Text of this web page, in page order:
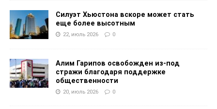
Силуэт Хьюстона вскоре может стать
еще более высотным
22, июль 2026 0
Алим Гарипов освобожден из-под
стражи благодаря поддержке
общественности
20, июль 2026 0